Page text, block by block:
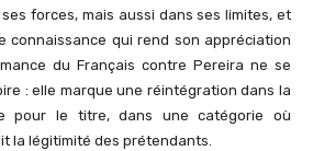
forces, mais aussi dans ses limites, et
connaissance qui rend son appréciation
du Français contre Pereira ne se
: elle marque une réintégration dans la
pour le titre, dans une catégorie où
la légitimité des prétendants.